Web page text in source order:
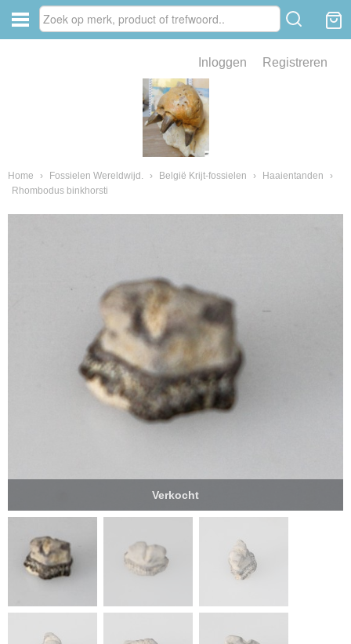
Inloggen Registreren
Home › Fossielen Wereldwijd. › België Krijt-fossielen › Haaientanden
›
Rhombodus binkhorsti
Verkocht
van fossielen en mineralen